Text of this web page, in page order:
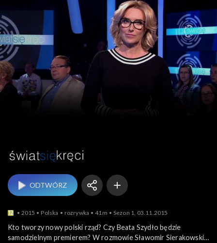
Świat się kręci
ODTWÓRZ
2015 Polska rozrywka 41m Sezon 1, 03.11.2015
Kto tworzy nowy polski rząd? Czy Beata Szydło będzie
samodzielnym premierem? W rozmowie Sławomir Sierakowski -